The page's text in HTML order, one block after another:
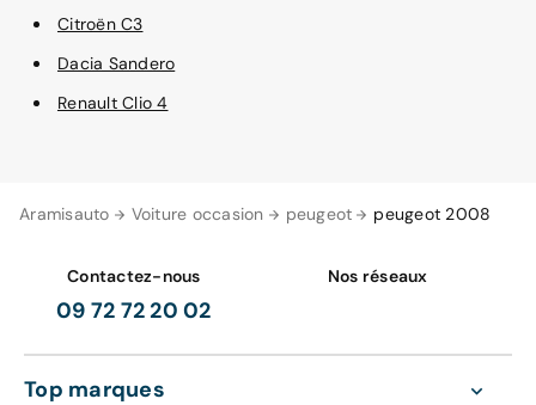
Aramisauto Voiture occasion peugeot peugeot 2008
Citroën C3
Dacia Sandero
Renault Clio 4
Contactez-nous
09 72 72 20 02
Nos réseaux
Top marques